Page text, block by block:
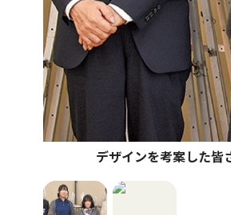
デザインを考案した皆